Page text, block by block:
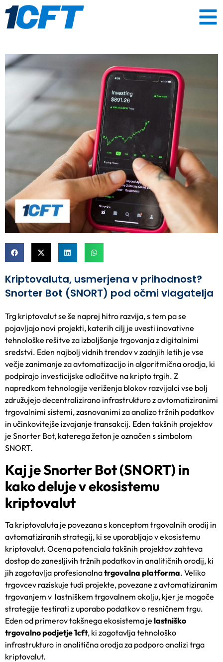
Kriptovaluta, usmerjena v prihodnost?
Snorter Bot (SNORT) pod očmi vlagatelja
Trg kriptovalut se še naprej hitro razvija, s tem pa se
pojavljajo novi projekti, katerih cilj je uvesti inovativne
tehnološke rešitve za izboljšanje trgovanja z digitalnimi
sredstvi. Eden najbolj vidnih trendov v zadnjih letih je vse
večje zanimanje za avtomatizacijo in algoritmična orodja, ki
podpirajo investicijske odločitve na kripto trgih. Z
napredkom tehnologije veriženja blokov razvijalci vse bolj
združujejo decentralizirano infrastrukturo z avtomatiziranimi
trgovalnimi sistemi, zasnovanimi za analizo tržnih podatkov
in učinkovitejše izvajanje transakcij. Eden takšnih projektov
je Snorter Bot, katerega žeton je označen s simbolom
SNORT.
Kaj je Snorter Bot (SNORT) in
kako deluje v ekosistemu
kriptovalut
Ta kriptovaluta je povezana s konceptom trgovalnih orodij in
avtomatiziranih strategij, ki se uporabljajo v ekosistemu
kriptovalut. Ocena potenciala takšnih projektov zahteva
dostop do zanesljivih tržnih podatkov in analitičnih orodij, ki
jih zagotavlja profesionalnatrgovalna platforma. Veliko
trgovcev raziskuje tudi projekte, povezane z avtomatiziranim
trgovanjem v lastniškem trgovalnem okolju, kjer je mogoče
strategije testirati z uporabo podatkov o resničnem trgu.
Eden od primerov takšnega ekosistema je lastniško
trgovalno podjetje 1cft, ki zagotavlja tehnološko
infrastrukturo in analitična orodja za podporo analizi trga
kriptovalut.